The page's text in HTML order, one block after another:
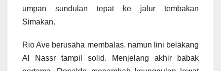
umpan sundulan tepat ke jalur tembakan
Simakan.
Rio Ave berusaha membalas, namun lini belakang
Al Nassr tampil solid. Menjelang akhir babak